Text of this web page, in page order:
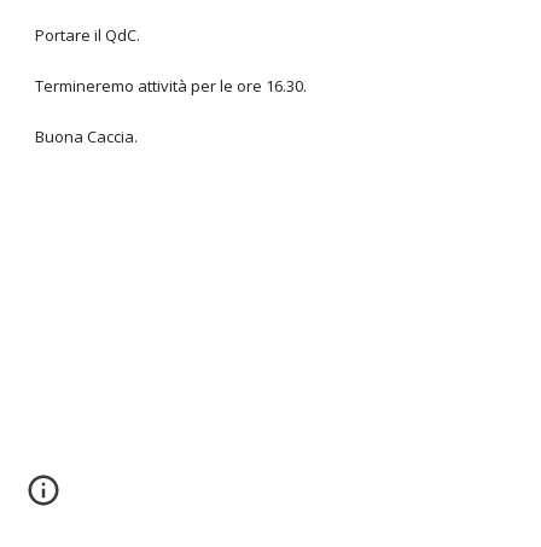
Portare il QdC.
Termineremo attività per le ore 16.30.
Buona Caccia.